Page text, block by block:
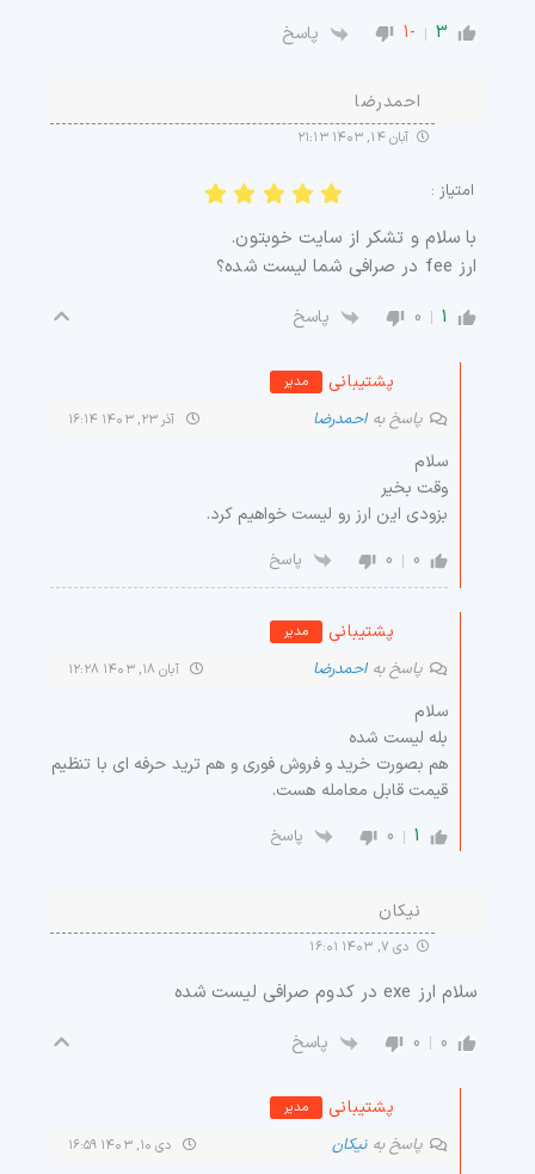
3
-1 پاسخ
احمدرضا
آبان ۱۴, ۱۴۰۳ ۲۱:۱۳
امتیاز :
با سلام و‌ تشکر از سایت خوبتون.
ارز fee در صرافی شما لیست شده؟
1
0 پاسخ
پشتیبانی مدیر
پاسخ بهاحمدرضا آذر ۲۳, ۱۴۰۳ ۱۶:۱۴
سلام
وقت بخیر
بزودی این ارز رو لیست خواهیم کرد.
0
0 پاسخ
پشتیبانی مدیر
پاسخ بهاحمدرضا آبان ۱۸, ۱۴۰۳ ۱۲:۲۸
سلام
بله لیست شده
هم بصورت خرید و فروش فوری و هم ترید حرفه ای با تنظیم
قیمت قابل معامله هست.
1
0 پاسخ
نیکان
دی ۷, ۱۴۰۳ ۱۶:۰۱
سلام ارز exe در کدوم صرافی لیست شده
0
0 پاسخ
پشتیبانی مدیر
پاسخ بهنیکان دی ۱۰, ۱۴۰۳ ۱۶:۵۹